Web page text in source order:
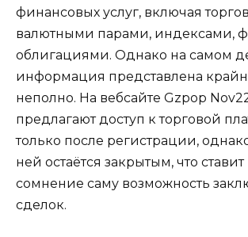
финансовых услуг, включая
валютными парами, индексами,
облигациями. Однако на самом
информация представлена
неполно. На вебсайте Gzpop
предлагают доступ к торговой
только после регистрации,
ней остаётся закрытым, что
сомнение саму возможность
сделок.